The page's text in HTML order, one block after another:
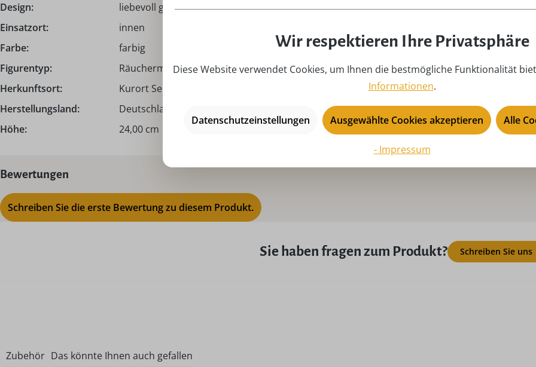
Design:
liebevoll gestaltet
Einsatzort:
innen
Farbe:
farbig
Figurentyp:
Räuchermann I Räuchermännchen
Herkunftsort:
Kurort Seiffen | Erzgebirge
Herstellungsland:
Deutschland - Made in Germany
Höhe:
24,00 cm
Räucherkerzengröße:
Serie:
Tiefe:
USP:
Bewertungen
Schreiben Sie die erste Bewertung zu diesem Produkt.
Sie haben fragen zum Produkt? Schreiben Sie uns
Zubehör Das könnte Ihnen auch gefallen
Wir respektieren Ihre Privatsphäre
Diese Website verwendet Cookies, um Ihnen die bestmögliche Funktionalität
Informationen.
Datenschutzeinstellungen Ausgewählte Cookies akzeptieren Alle
- Impressum